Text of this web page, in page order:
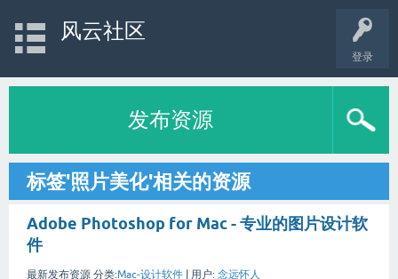
登录
风云社区
发布资源
标签'照片美化'相关的资源
Adobe Photoshop for Mac - 专业的图片设计软
件
最新发布资源 分类:Mac-设计软件 用户: 念远怀人